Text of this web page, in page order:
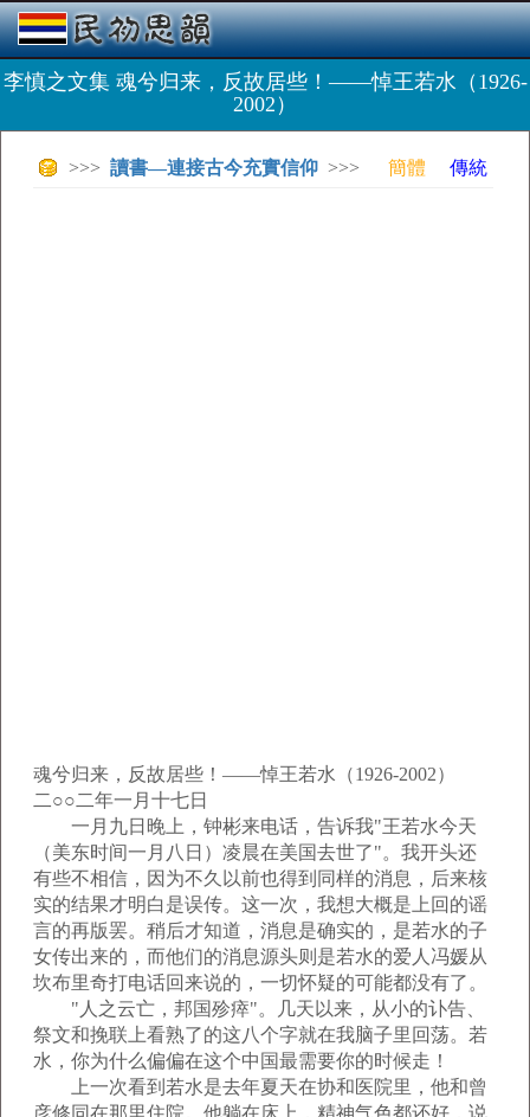
李慎之文集 魂兮归来，反故居些！——悼王若水（1926-
2002）
>>> 讀書—連接古今充實信仰 >>> 簡體 傳統
魂兮归来，反故居些！——悼王若水（1926-2002）
二○○二年一月十七日
一月九日晚上，钟彬来电话，告诉我"王若水今天
（美东时间一月八日）凌晨在美国去世了"。我开头还
有些不相信，因为不久以前也得到同样的消息，后来核
实的结果才明白是误传。这一次，我想大概是上回的谣
言的再版罢。稍后才知道，消息是确实的，是若水的子
女传出来的，而他们的消息源头则是若水的爱人冯媛从
坎布里奇打电话回来说的，一切怀疑的可能都没有了。
"人之云亡，邦国殄瘁"。几天以来，从小的讣告、
祭文和挽联上看熟了的这八个字就在我脑子里回荡。若
水，你为什么偏偏在这个中国最需要你的时候走！
上一次看到若水是去年夏天在协和医院里，他和曾
彦修同在那里住院。他躺在床上，精神气色都还好，说